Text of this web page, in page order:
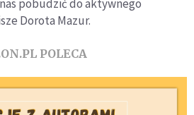
pobudzić do aktywnego
Dorota Mazur.
POLECA